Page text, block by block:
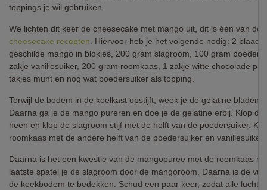
toppings je wil gebruiken.
We lichten dit keer de cheesecake met mango uit, dit is één van de
cheesecake recepten . Hiervoor heb je het volgende nodig: 2
geschilde mango in blokjes, 200 gram slagroom, 100 gram
zakje vanillesuiker, 200 gram roomkaas, 1 zakje witte chocolade
takjes munt en nog wat poedersuiker als topping.
Terwijl de bodem in de koelkast opstijft, week je de gelatine bladen
Daarna ga je de mango pureren en doe je de gelatine erbij. Klop dit
heen en klop de slagroom stijf met de helft van de poedersuiker.
roomkaas met de andere helft van de poedersuiker en vanillesuiker.
Daarna is het een kwestie van de mangopuree met de roomkaas
laatste spatel je de slagroom door de mangoroom. Daarna is de
de koekbodem te bedekken. Schud een paar keer, zodat alle